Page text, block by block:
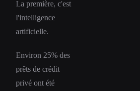
La première, c'est
l'intelligence
artificielle.
Environ 25% des
prêts de crédit
privé ont été